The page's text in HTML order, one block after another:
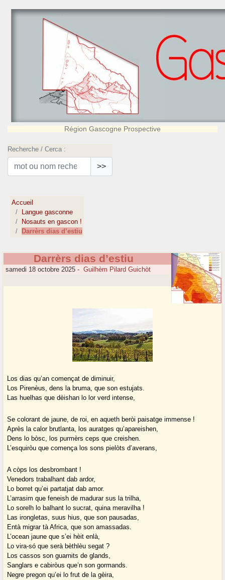
Région Gascogne Prospective
Recherche / Cerca :
>>
Accueil
Langue gasconne
Nosauts en gascon !
Darrèrs dias d’estiu
Darrèrs dias d’estiu
samedi 18 octobre 2025 - Guilhèm Pilard Guichòt
Los dias qu’an començat de diminuir,
Los Pirenèus, dens la bruma, que son estujats.
Las huelhas que dèishan lo lor verd intense,
Se colorant de jaune, de roi, en aqueth beròi paisatge immense !
Après la calor brutlanta, los auratges qu’apareishen,
Dens lo bòsc, los purmèrs ceps que creishen.
L’esquiròu que comença los sons pielòts d’averans,
A còps los desbrombant !
Venedors trabalhant dab ardor,
Lo borret qu’ei partatjat dab amor.
L’arrasim que feneish de madurar sus la trilha,
Lo sorelh lo balhant lo sucrat, quina meravilha !
Las irongletas, suus hius, que son pausadas,
Entà migrar tà Africa, que son amassadas.
L’ocean jaune que s’ei hèit enlà,
Lo vira-só que serà bèthlèu segat ?
Los cassos son guarnits de glands,
Sanglars e cabiròus que’n son gormands.
Negre pregon qu’ei lo frut de la gèira,